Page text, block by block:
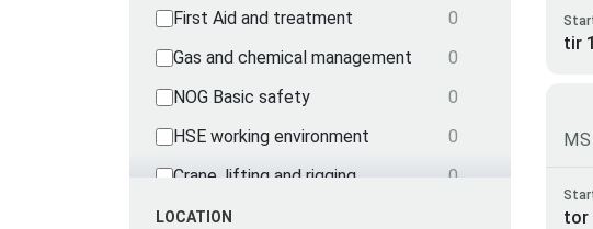
First Aid and treatment
0
Gas and chemical management
0
NOG Basic safety
0
HSE working environment
0
Crane, lifting and rigging
0
Mechanical courses
LOCATION
tir
tor